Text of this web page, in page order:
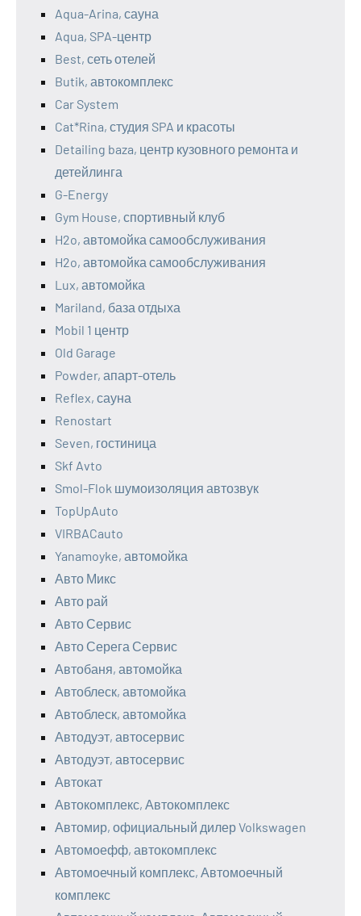
Aqua-Arina, сауна
Aqua, SPA-центр
Best, сеть отелей
Butik, автокомплекс
Car System
Cat*Rina, студия SPA и красоты
Detailing baza, центр кузовного ремонта и
детейлинга
G-Energy
Gym House, спортивный клуб
H2o, автомойка самообслуживания
H2o, автомойка самообслуживания
Lux, автомойка
Mariland, база отдыха
Mobil 1 центр
Old Garage
Powder, апарт-отель
Reflex, сауна
Renostart
Seven, гостиница
Skf Avto
Smol-Flok шумоизоляция автозвук
TopUpAuto
VIRBACauto
Yanamoyke, автомойка
Авто Микс
Авто рай
Авто Сервис
Авто Серега Сервис
Автобаня, автомойка
Автоблеск, автомойка
Автоблеск, автомойка
Автодуэт, автосервис
Автодуэт, автосервис
Автокат
Автокомплекс, Автокомплекс
Автомир, официальный дилер Volkswagen
Автомоефф, автокомплекс
Автомоечный комплекс, Автомоечный
комплекс